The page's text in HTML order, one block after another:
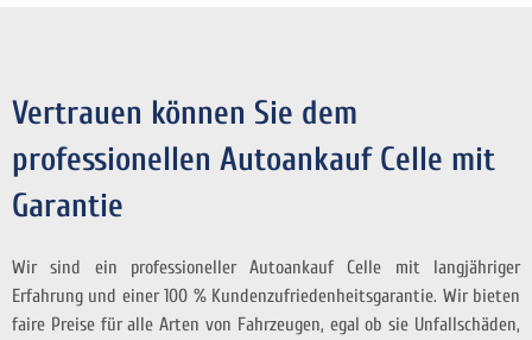
Vertrauen können Sie dem
professionellen Autoankauf Celle mit
Garantie
Wir sind ein professioneller Autoankauf Celle mit langjähriger
Erfahrung und einer 100 % Kundenzufriedenheitsgarantie. Wir bieten
faire Preise für alle Arten von Fahrzeugen, egal ob sie Unfallschäden,